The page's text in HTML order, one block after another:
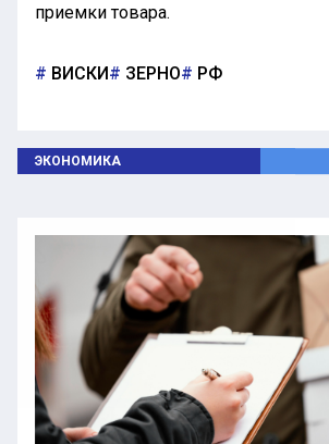
приемки товара.
ВИСКИ ЗЕРНО РФ
ЭКОНОМИКА